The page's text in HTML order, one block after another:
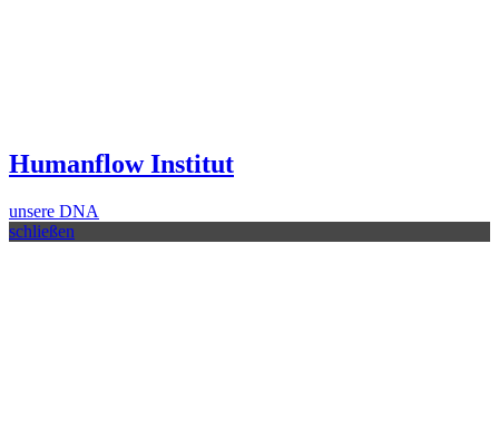
Humanflow Institut
unsere DNA
schließen